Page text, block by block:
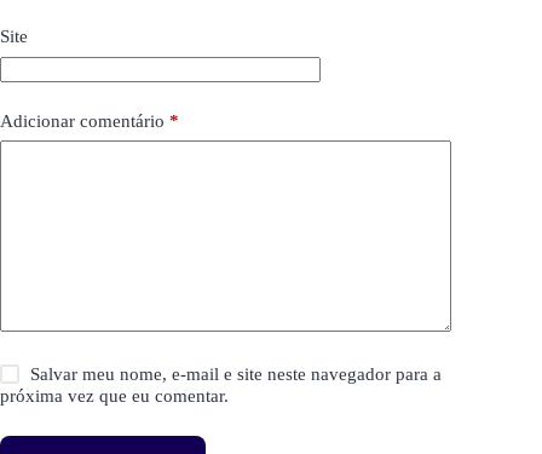
Site
Adicionar comentário *
Salvar meu nome, e-mail e site neste navegador para a
próxima vez que eu comentar.